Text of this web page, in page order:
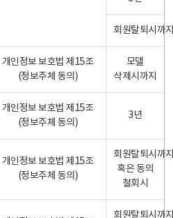
회원탈퇴시까
개인정보 보호법 제15조
(정보주체 동의)
모델
삭제시까지
개인정보 보호법 제15조
(정보주체 동의)
3년
개인정보 보호법 제15조
(정보주체 동의)
회원탈퇴시까
혹은 동의
철회시
회원탈퇴시까